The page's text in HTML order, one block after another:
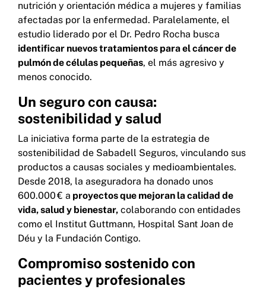
nutrición y orientación médica a mujeres y familias
afectadas por la enfermedad. Paralelamente, el
estudio liderado por el Dr. Pedro Rocha busca
identificar nuevos tratamientos para el cáncer de
pulmón de células pequeñas, el más agresivo y
menos conocido.
Un seguro con causa:
sostenibilidad y salud
La iniciativa forma parte de la estrategia de
sostenibilidad de Sabadell Seguros, vinculando sus
productos a causas sociales y medioambientales.
Desde 2018, la aseguradora ha donado unos
600.000 € a proyectos que mejoran la calidad de
vida, salud y bienestar, colaborando con entidades
como el Institut Guttmann, Hospital Sant Joan de
Déu y la Fundación Contigo.
Compromiso sostenido con
pacientes y profesionales